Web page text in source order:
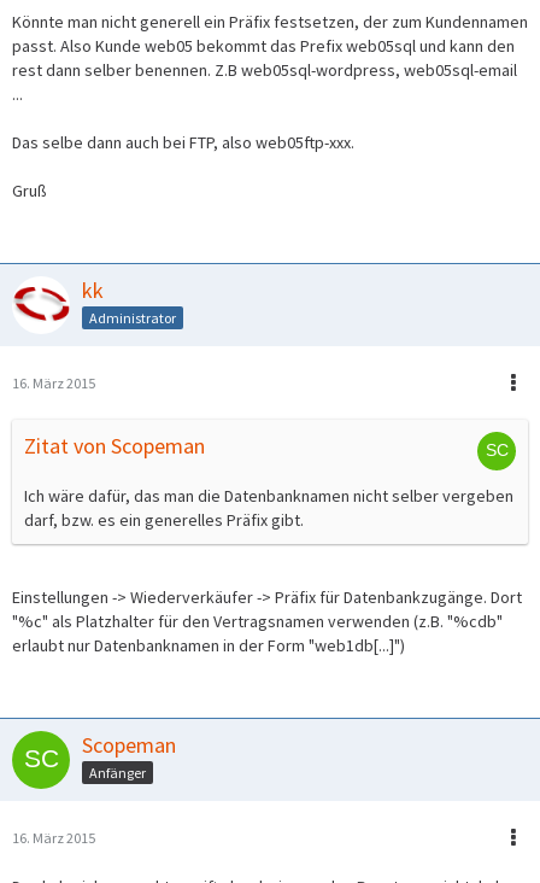
Könnte man nicht generell ein Präfix festsetzen, der zum Kundennamen
passt. Also Kunde web05 bekommt das Prefix web05sql und kann den
rest dann selber benennen. Z.B web05sql-wordpress, web05sql-email
...
Das selbe dann auch bei FTP, also web05ftp-xxx.
Gruß
kk
Administrator
16. März 2015
Zitat von Scopeman
Ich wäre dafür, das man die Datenbanknamen nicht selber vergeben
darf, bzw. es ein generelles Präfix gibt.
Einstellungen -> Wiederverkäufer -> Präfix für Datenbankzugänge. Dort
"%c" als Platzhalter für den Vertragsnamen verwenden (z.B. "%cdb"
erlaubt nur Datenbanknamen in der Form "web1db[...]")
Scopeman
Anfänger
16. März 2015